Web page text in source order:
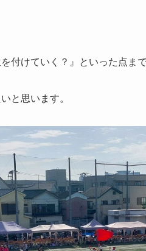
付けていく？』といった点ま
と思います。